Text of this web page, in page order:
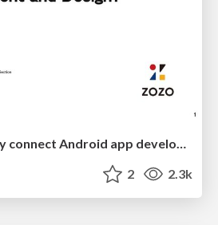
How does the Relay connect Android app development and Design?
2 2.3k